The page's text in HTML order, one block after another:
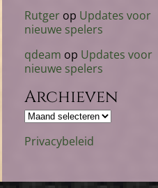
Rutger op Updates voor
nieuwe spelers
qdeam op Updates voor
nieuwe spelers
Archieven
Archieven
Privacybeleid